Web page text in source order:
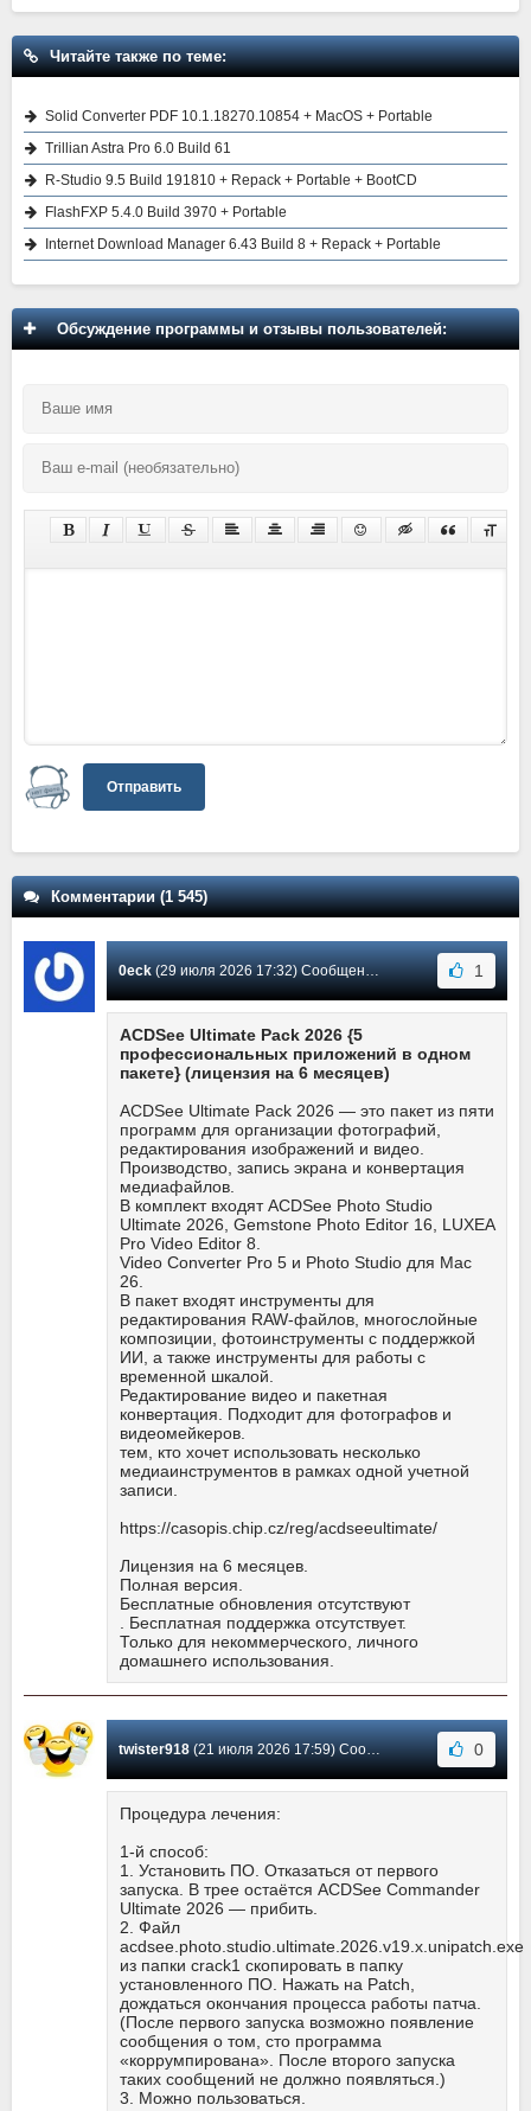
Читайте также по теме:
Solid Converter PDF 10.1.18270.10854 + MacOS + Portable
Trillian Astra Pro 6.0 Build 61
R-Studio 9.5 Build 191810 + Repack + Portable + BootCD
FlashFXP 5.4.0 Build 3970 + Portable
Internet Download Manager 6.43 Build 8 + Repack + Portable
Обсуждение программы и отзывы пользователей:
Отправить
Комментарии (1 545)
0eck(29 июля 2026 17:32) Сообщение #1358 1
ACDSee Ultimate Pack 2026 {5
профессиональных приложений в одном
пакете} (лицензия на 6 месяцев)
ACDSee Ultimate Pack 2026 — это пакет из пяти
программ для организации фотографий,
редактирования изображений и видео.
Производство, запись экрана и конвертация
медиафайлов.
В комплект входят ACDSee Photo Studio
Ultimate 2026, Gemstone Photo Editor 16, LUXEA
Pro Video Editor 8.
Video Converter Pro 5 и Photo Studio для Mac
26.
В пакет входят инструменты для
редактирования RAW-файлов, многослойные
композиции, фотоинструменты с поддержкой
ИИ, а также инструменты для работы с
временной шкалой.
Редактирование видео и пакетная
конвертация. Подходит для фотографов и
видеомейкеров.
тем, кто хочет использовать несколько
медиаинструментов в рамках одной учетной
записи.
https://casopis.chip.cz/reg/acdseeultimate/
Лицензия на 6 месяцев.
Полная версия.
Бесплатные обновления отсутствуют
. Бесплатная поддержка отсутствует.
Только для некоммерческого, личного
домашнего использования.
twister918(21 июля 2026 17:59) Сообщение #1357 0
Процедура лечения:
1-й способ:
1. Установить ПО. Отказаться от первого
запуска. В трее остаётся ACDSee Commander
Ultimate 2026 — прибить.
2. Файл
acdsee.photo.studio.ultimate.2026.v19.x.unipatch.exe
из папки crack1 скопировать в папку
установленного ПО. Нажать на Patch,
дождаться окончания процесса работы патча.
(После первого запуска возможно появление
сообщения о том, сто программа
«коррумпирована». После второго запуска
таких сообщений не должно появляться.)
3. Можно пользоваться.